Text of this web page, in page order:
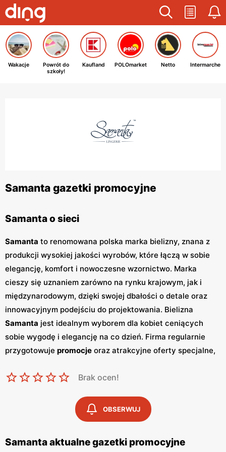
Wakacje
Powrót do
szkoły!
Kaufland POLOmarket Netto Intermarche
Samanta gazetki promocyjne
Samanta o sieci
Samanta to renomowana polska marka bielizny, znana z
produkcji wysokiej jakości wyrobów, które łączą w sobie
elegancję, komfort i nowoczesne wzornictwo. Marka
cieszy się uznaniem zarówno na rynku krajowym, jak i
międzynarodowym, dzięki swojej dbałości o detale oraz
innowacyjnym podejściu do projektowania. Bielizna
Samanta jest idealnym wyborem dla kobiet ceniących
sobie wygodę i elegancję na co dzień. Firma regularnie
przygotowuje promocje oraz atrakcyjne oferty specjalne,
Gazetkite ukazują się kilka razy do roku i zawierają
, umożliwiając klientom zakupy w
. Dzięki temu, każda kobieta może znaleźć coś dla
Samantaobejmuje szeroką gamę produktów, w tym
Brak ocen!
OBSERWUJ
Samanta aktualne gazetki promocyjne